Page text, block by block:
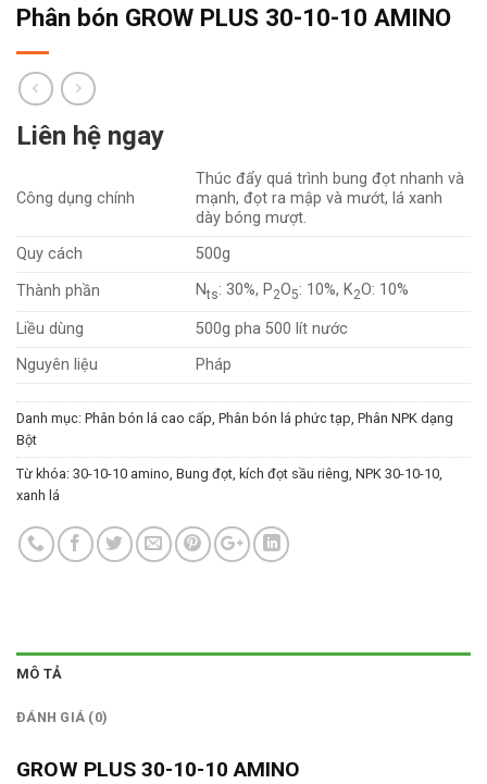
Phân bón GROW PLUS 30-10-10 AMINO
Liên hệ ngay
Công dụng chính
Thúc đẩy quá trình bung đọt nhanh và
mạnh, đọt ra mập và mướt, lá xanh
dày bóng mượt.
Quy cách
500g
Thành phần
Nts: 30%, P2O5: 10%, K2O: 10%
Liều dùng
500g pha 500 lít nước
Nguyên liệu
Pháp
Danh mục: Phân bón lá cao cấp, Phân bón lá phức tạp, Phân NPK dạng
Bột
Từ khóa: 30-10-10 amino, Bung đọt, kích đọt sầu riêng, NPK 30-10-10,
xanh lá
MÔ TẢ
ĐÁNH GIÁ (0)
GROW PLUS 30-10-10 AMINO